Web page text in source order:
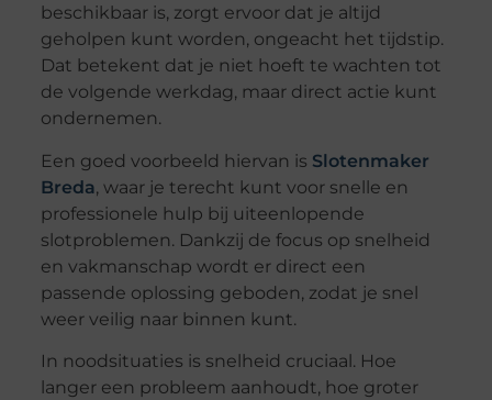
beschikbaar is, zorgt ervoor dat je altijd
geholpen kunt worden, ongeacht het tijdstip.
Dat betekent dat je niet hoeft te wachten tot
de volgende werkdag, maar direct actie kunt
ondernemen.
Een goed voorbeeld hiervan is Slotenmaker
Breda, waar je terecht kunt voor snelle en
professionele hulp bij uiteenlopende
slotproblemen. Dankzij de focus op snelheid
en vakmanschap wordt er direct een
passende oplossing geboden, zodat je snel
weer veilig naar binnen kunt.
In noodsituaties is snelheid cruciaal. Hoe
langer een probleem aanhoudt, hoe groter